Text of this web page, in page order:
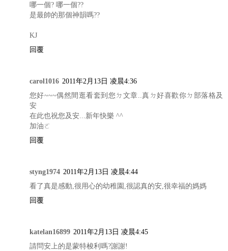
哪一個? 哪一個??
是最帥的那個神韻嗎??
KJ
回覆
carol1016 2011年2月13日 凌晨4:36
您好~~~偶然間逛看套到您ㄉ文章..真ㄉ好喜歡你ㄉ部落格及
安
在此也祝您及安...新年快樂 ^^
加油ㄛ
回覆
styng1974 2011年2月13日 凌晨4:44
看了真是感動,很用心的幼稚園,很認真的安,很幸福的媽媽
回覆
katelan16899 2011年2月13日 凌晨4:45
請問安上的是蒙特梭利嗎?謝謝!